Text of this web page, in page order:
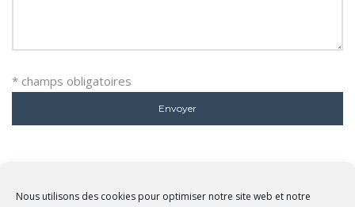
Nous utilisons des cookies pour optimiser notre site web et notre
* champs obligatoires